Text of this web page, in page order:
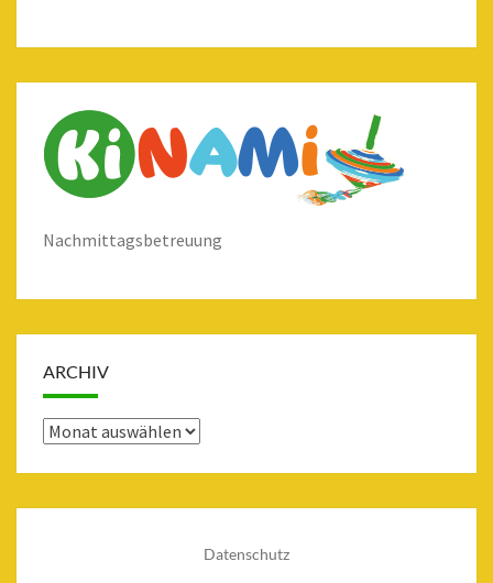
Nachmittagsbetreuung
ARCHIV
Archiv
Datenschutz